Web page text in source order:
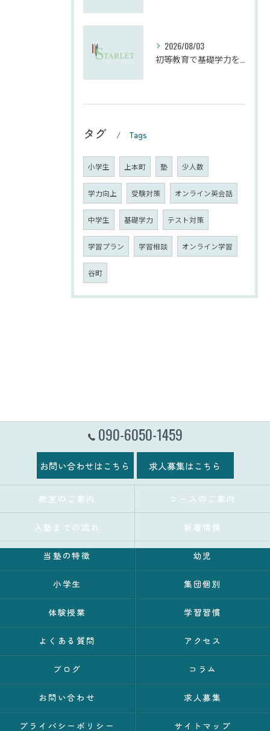
2026/08/03
タグ Tags
小学生 上本町 塾 少人数
学力向上 受験対策 オンライン英会話
中学生 基礎学力 テスト対策
学習プラン 学習相談 オンライン学習
谷町
090-6050-1459
お問い合わせはこちら 求人募集はこちら
教室のご案内 コースのご案内
入塾までの流れ 新着情報
当塾の特徴 幼児
小学生 集団個別
体験授業 学習習慣
よくある質問 アクセス
ブログ コラム
お問い合わせ 求人募集
プライバシーポリシー サイトマップ